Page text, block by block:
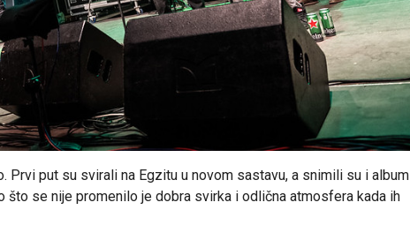
Prvi put su svirali na Egzitu u novom sastavu, a snimili su i album
što se nije promenilo je dobra svirka i odlična atmosfera kada ih